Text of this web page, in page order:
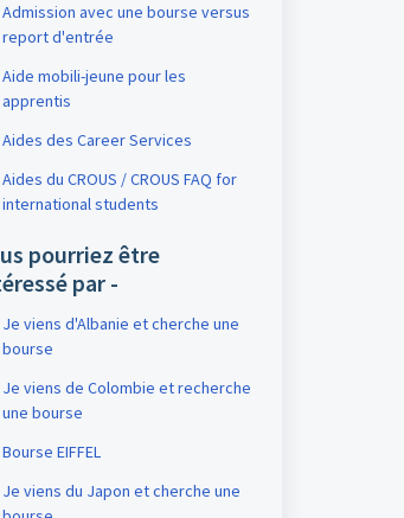
Admission avec une bourse versus
report d'entrée
Aide mobili-jeune pour les
apprentis
Aides des Career Services
Aides du CROUS / CROUS FAQ for
international students
pourriez être
par -
Je viens d'Albanie et cherche une
bourse
Je viens de Colombie et recherche
une bourse
Bourse EIFFEL
Je viens du Japon et cherche une